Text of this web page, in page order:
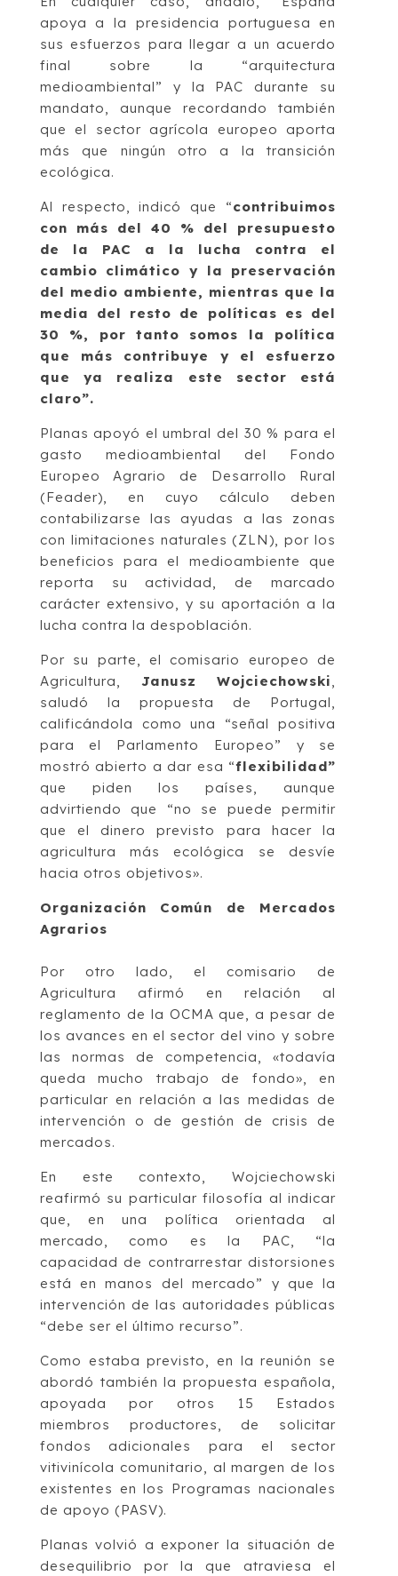
apoya a la presidencia portuguesa en
sus esfuerzos para llegar a un acuerdo
final sobre la “arquitectura
medioambiental” y la PAC durante su
mandato, aunque recordando también
que el sector agrícola europeo aporta
más que ningún otro a la transición
ecológica.
Al respecto, indicó que “contribuimos
con más del 40 % del presupuesto
de la PAC a la lucha contra el
cambio climático y la preservación
del medio ambiente, mientras que la
media del resto de políticas es del
30 %, por tanto somos la política
que más contribuye y el esfuerzo
que ya realiza este sector está
claro”.
Planas apoyó el umbral del 30 % para el
gasto medioambiental del Fondo
Europeo Agrario de Desarrollo Rural
(Feader), en cuyo cálculo deben
contabilizarse las ayudas a las zonas
con limitaciones naturales (ZLN), por los
beneficios para el medioambiente que
reporta su actividad, de marcado
carácter extensivo, y su aportación a la
lucha contra la despoblación.
Por su parte, el comisario europeo de
Agricultura, Janusz Wojciechowski,
saludó la propuesta de Portugal,
calificándola como una “señal positiva
para el Parlamento Europeo” y se
mostró abierto a dar esa “flexibilidad”
que piden los países, aunque
advirtiendo que “no se puede permitir
que el dinero previsto para hacer la
agricultura más ecológica se desvíe
hacia otros objetivos».
Organización Común de Mercados
Agrarios
Por otro lado, el comisario de
Agricultura afirmó en relación al
reglamento de la OCMA que, a pesar de
los avances en el sector del vino y sobre
las normas de competencia, «todavía
queda mucho trabajo de fondo», en
particular en relación a las medidas de
intervención o de gestión de crisis de
mercados.
En este contexto, Wojciechowski
reafirmó su particular filosofía al indicar
que, en una política orientada al
mercado, como es la PAC, “la
capacidad de contrarrestar distorsiones
está en manos del mercado” y que la
intervención de las autoridades públicas
“debe ser el último recurso”.
Como estaba previsto, en la reunión se
abordó también la propuesta española,
apoyada por otros 15 Estados
miembros productores, de solicitar
fondos adicionales para el sector
vitivinícola comunitario, al margen de los
existentes en los Programas nacionales
de apoyo (PASV).
Planas volvió a exponer la situación de
desequilibrio por la que atraviesa el